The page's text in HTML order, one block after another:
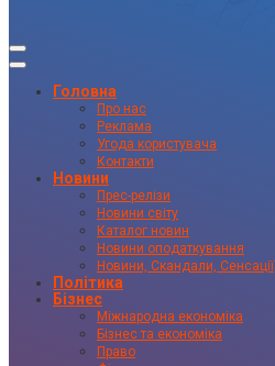
Головна
Про нас
Реклама
Угода користувача
Контакти
Новини
Прес-релізи
Новини світу
Каталог новин
Новини оподаткування
Новини, Скандали, Сенсації
Політика
Бізнес
Міжнародна економіка
Бізнес та економіка
Право